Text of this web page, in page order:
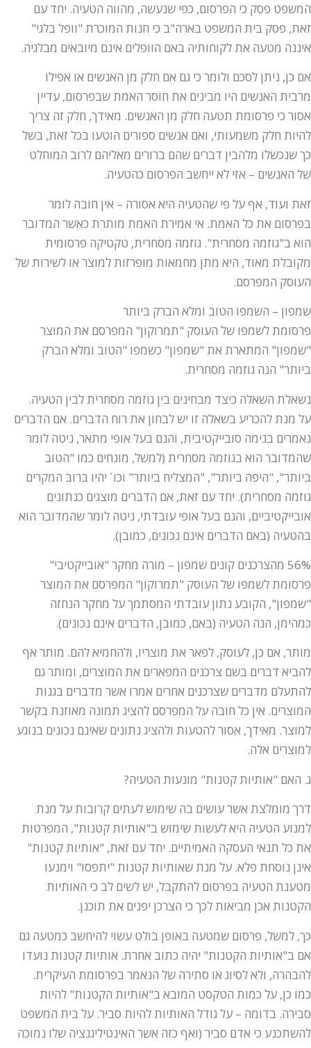
המשפט פסק כי הפרסום, כפי שנעשה, מהווה הטעיה. יחד עם
זאת, פסק בית המשפט בארה"ב כי חנות המוכרת "וופל בלגי"
איננה מטעה את לקוחותיה באם הוופלים אינם מיובאים מבלגיה.
אם כן, ניתן לסכם ולומר כי גם אם חלק מן האנשים או אפילו
מרבית האנשים היו מבינים את חוסר האמת שבפרסום, עדיין
אסור כי פרסומת תטעה חלק מן האנשים. מאידך, חלק זה צריך
להיות חלק משמעותי, ואם אנשים ספורים הוטעו בכל זאת, בשל
כך שנכשלו מלהבין דברים שהם ברורים מאליהם לרוב המוחלט
של האנשים – אזי לא ייחשב הפרסום כהטעיה.
זאת ועוד, אף על פי שהטעיה היא אסורה – אין חובה לומר
בפרסום את כל האמת. אי אמירת האמת מותרת כאשר המדובר
הוא ב"גוזמה מסחרית". גוזמה מסחרית, טקטיקה פרסומית
מקובלת מאוד, היא מתן מחמאות מופרזות למוצר או לשירות של
העוסק המפרסם.
שמפון – השמפו הטוב ומלא הברק ביותר
פרסומת לשמפו של העוסק "תמרוקון" המפרסם את המוצר
"שמפון" המתארת את "שמפון" כשמפו "הטוב ומלא הברק
ביותר" הנה גוזמה מסחרית.
נשאלת השאלה כיצד מבחינים בין גוזמה מסחרית לבין הטעיה.
על מנת להכריע בשאלה זו יש לבחון את רוח הדברים. אם הדברים
נאמרים בנימה סובייקטיבית, והנם בעל אופי מתאר, ניטה לומר
שהמדובר הוא בגוזמה מסחרית (למשל, מונחים כמו "הטוב
ביותר", "היפה ביותר", "המצליח ביותר" וכו´ יהיו ברוב המקרים
גוזמה מסחרית). יחד עם זאת, אם הדברים מוצגים כנתונים
אובייקטיביים, והנם בעל אופי עובדתי, ניטה לומר שהמדובר הוא
בהטעיה (באם הדברים אינם נכונים, כמובן).
56% מהצרכנים קונים שמפון – מורה מחקר "אובייקטיבי"
פרסומת לשמפו של העוסק "תמרוקון" המפרסם את המוצר
"שמפון", הקובע נתון עובדתי המסתמך על מחקר הנחזה
כמהימן, הנה הטעיה (באם, כמובן, הדברים אינם נכונים).
מותר, אם כן, לעוסק, לפאר את מוצריו, ולהחמיא להם. מותר אף
להביא דברים בשם צרכנים המפארים את המוצרים, ומותר גם
להתעלם מדברים שצרכנים אחרים אמרו אשר מדברים בגנות
המוצרים. אין כל חובה על המפרסם להציג תמונה מאוזנת בקשר
למוצר. מאידך, אסור להטעות ולהציג נתונים שאינם נכונים בנוגע
למוצרים אלה.
ג. האם "אותיות קטנות" מונעות הטעיה?
דרך מומלצת אשר עושים בה שימוש לעתים קרובות על מנת
למנוע הטעיה היא לעשות שימוש ב"אותיות קטנות", המפרטות
את כל תנאי העסקה האמיתיים. יחד עם זאת, "אותיות קטנות"
אינן נוסחת פלא. על מנת שאותיות קטנות "יתפסו" וימנעו
מטענת הטעיה בפרסום להתקבל, יש לשים לב כי האותיות
הקטנות אכן מביאות לכך כי הצרכן יפנים את תוכנן.
כך, למשל, פרסום שמטעה באופן בולט עשוי להיחשב כמטעה גם
אם ב"אותיות הקטנות" יהיה כתוב אחרת. אותיות קטנות נועדו
להבהרה, ולא לסיוג או סתירה של הנאמר בפרסומת העיקרית.
כמו כן, על כמות הטקסט המובא ב"אותיות הקטנות" להיות
סבירה. בדומה – על גודל האותיות להיות סביר. על בית המשפט
להשתכנע כי אדם סביר (ואף כזה אשר האינטיליגנציה שלו נמוכה